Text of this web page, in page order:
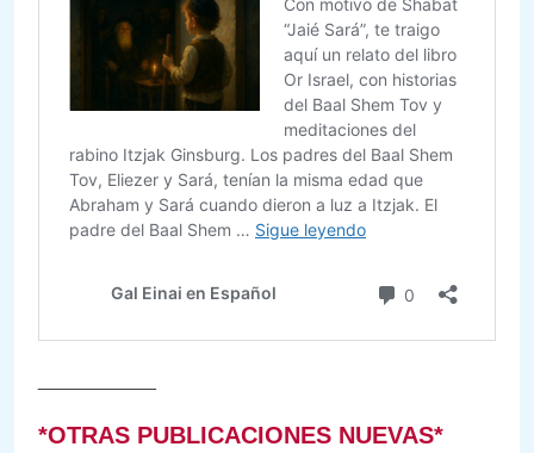
*OTRAS PUBLICACIONES NUEVAS*